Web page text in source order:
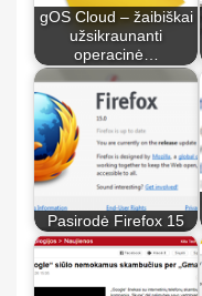
gOS Cloud – žaibiškai
užsikraunanti
operacinė…
Pasirodė Firefox 15